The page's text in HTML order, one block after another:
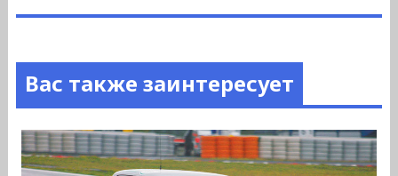
Вас также заинтересует